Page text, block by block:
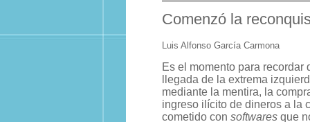
Comenzó la
Luis Alfonso García Carmona
Es el momento para recordar
llegada de la extrema
mediante la mentira, la
ingreso ilícito de dineros a la
cometido con softwares que